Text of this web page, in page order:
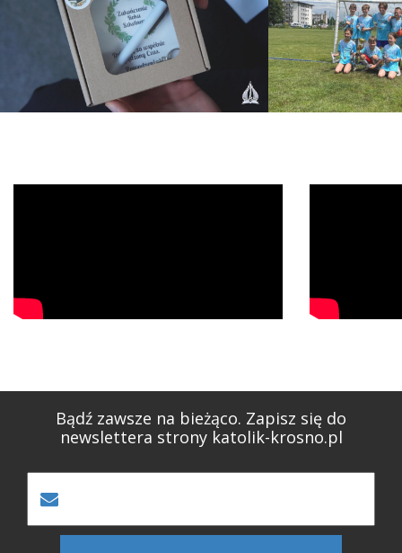
Bądź zawsze na bieżąco. Zapisz się do
newslettera strony katolik-krosno.pl